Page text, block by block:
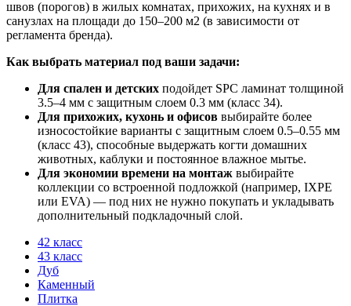
швов (порогов) в жилых комнатах, прихожих, на кухнях и в
санузлах на площади до 150–200 м2 (в зависимости от
регламента бренда).
Как выбрать материал под ваши задачи:
Для спален и детских подойдет SPC ламинат толщиной
3.5–4 мм с защитным слоем 0.3 мм (класс 34).
Для прихожих, кухонь и офисов выбирайте более
износостойкие варианты с защитным слоем 0.5–0.55 мм
(класс 43), способные выдержать когти домашних
животных, каблуки и постоянное влажное мытье.
Для экономии времени на монтаж выбирайте
коллекции со встроенной подложкой (например, IXPE
или EVA) — под них не нужно покупать и укладывать
дополнительный подкладочный слой.
42 класс
43 класс
Дуб
Каменный
Плитка